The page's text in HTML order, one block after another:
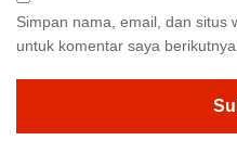
Simpan nama, email, dan situs
untuk komentar saya berikutnya.